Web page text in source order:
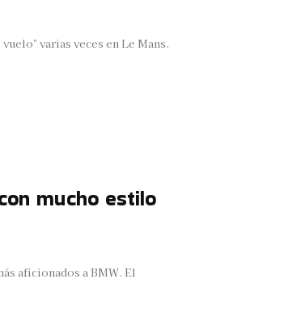
varias veces en Le Mans.
mucho estilo
aficionados a BMW. El